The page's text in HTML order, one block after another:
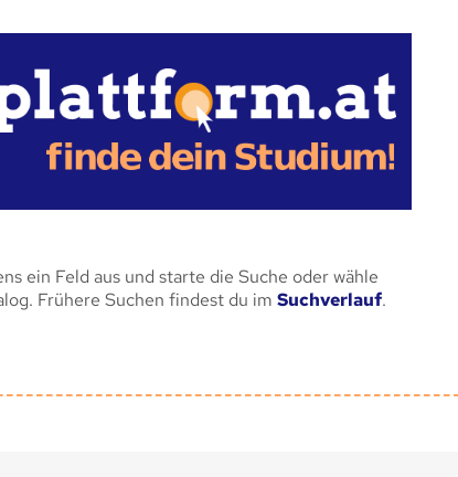
ein Feld aus und starte die Suche oder wähle
Frühere Suchen findest du im Suchverlauf.